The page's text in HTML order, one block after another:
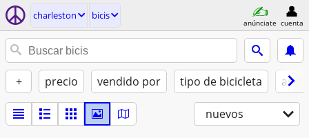
charleston bicis
anúnciate cuenta
+ precio vendido por tipo de bicicleta
nuevos